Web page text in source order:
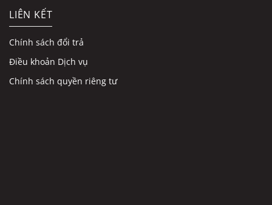
LIÊN KẾT
Chính sách đổi trả
Điều khoản Dịch vụ
Chính sách quyền riêng tư